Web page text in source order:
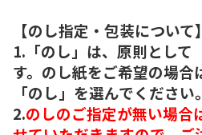
【のし指定・包装について】
1.「のし」は、原則として
す。のし紙をご希望の場合
「のし」を選んでください。
2.のしのご指定が無い場合